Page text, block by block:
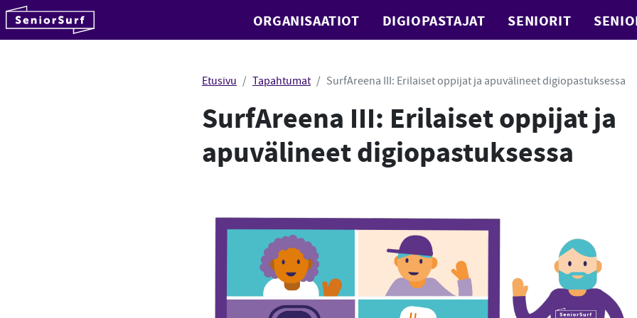
Hyppää sisältöön ORGANISAATIOT DIGIOPASTAJAT SENIORIT
Etusivu Tapahtumat SurfAreena III: Erilaiset oppijat ja apuvälineet digiopastuksessa
SurfAreena III: Erilaiset oppijat ja
apuvälineet digiopastuksessa